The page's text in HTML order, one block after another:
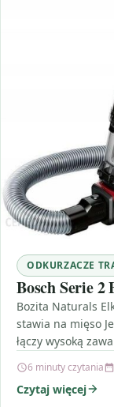
ODKURZACZE
Bosch Serie 2
Bozita Naturals
stawia na mięso
łączy wysoką
6 minuty czytania
Czytaj więcej